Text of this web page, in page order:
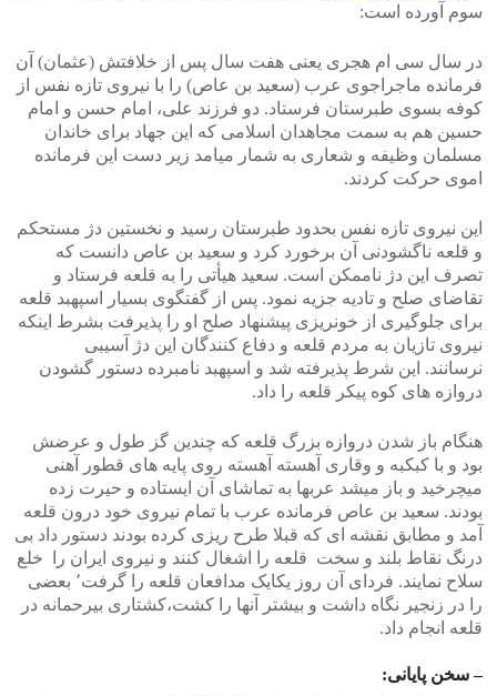
سوم آورده است:
در سال سی ام هجری یعنی هفت سال پس از خلافتش (عثمان) آن
فرمانده ماجراجوی عرب (سعید بن عاص) را با نیروی تازه نفس از
کوفه بسوی طبرستان فرستاد. دو فرزند علی، امام حسن و امام
حسین هم به سمت مجاهدان اسلامی که این جهاد برای خاندان
مسلمان وظیفه و شعاری به شمار میامد زیر دست این فرمانده
اموی حرکت کردند.
این نیروی تازه نفس بحدود طبرستان رسید و نخستین دژ مستحکم
و قلعه ناگشودنی آن برخورد کرد و سعید بن عاص دانست که
تصرف این دژ ناممکن است. سعید هیأتی را به قلعه فرستاد و
تقاضای صلح و تادیه جزیه نمود. پس از گفتگوی بسیار اسپهبد قلعه
برای جلوگیری از خونریزی پیشنهاد صلح او را پذیرفت بشرط اینکه
نیروی تازیان به مردم قلعه و دفاع کنندگان این دژ آسیبی
نرسانند. این شرط پذیرفته شد و اسپهبد نامبرده دستور گشودن
دروازه های کوه پیکر قلعه را داد.
هنگام باز شدن دروازه بزرگ قلعه که چندین گز طول و عرضش
بود و با کبکبه و وقاری آهسته آهسته روی پایه های قطور آهنی
میچرخید و باز میشد عربها به تماشای آن ایستاده و حیرت زده
بودند. سعید بن عاص فرمانده عرب با تمام نیروی خود درون قلعه
آمد و مطابق نقشه ای که قبلا طرح ریزی کرده بودند دستور داد بی
درنگ نقاط بلند و سخت قلعه را اشغال کنند و نیروی ایران را خلع
سلاح نمایند. فردای آن روز یکایک مدافعان قلعه را گرفت٬ بعضی
را در زنجیر نگاه داشت و بیشتر آنها را کشت،کشتاری بیرحمانه در
قلعه انجام داد.
– سخن پایانی: